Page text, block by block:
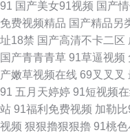
91 国产美女91视频 国产
免费视频精品 国产精品另
址18禁 国产高清不卡二区
国产青青青草 91草逼视频
产嫩草视频在线 69叉叉叉
91 五月天婷婷 91短视频
站 91福利免费视频 加勒
视频 狠狠擼狠狠擼 91桃